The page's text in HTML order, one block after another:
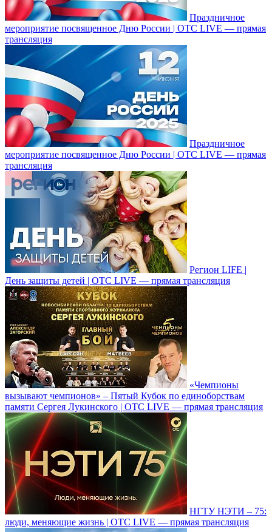
Праздничное
мероприятие посвященное Дню России | ОТС LIVE — прямая
трансляция
Праздничное
мероприятие посвященное Дню России | ОТС LIVE — прямая
трансляция
Регион LIFE |
День защиты детей | ОТС LIVE — прямая трансляция
«Чемпионы
вызывают чемпионов» – Пятый Кубок по единоборствам
памяти Сергея Лукинского | ОТС LIVE — прямая трансляция
НГТУ НЭТИ – 75:
люди, меняющие жизнь | ОТС LIVE — прямая трансляция